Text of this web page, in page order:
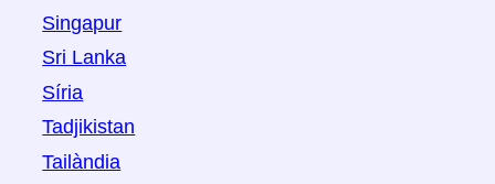
Singapur
Sri Lanka
Síria
Tadjikistan
Tailàndia